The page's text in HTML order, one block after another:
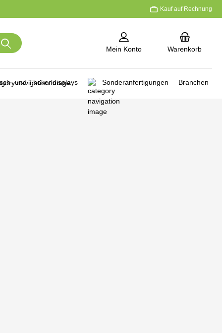
Kauf auf Rechnung
Mein Konto Warenkorb
und Thekendisplays Sonderanfertigungen Branchen